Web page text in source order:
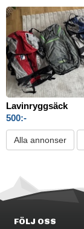
Lavinryggsäck
500:-
Alla annonser
FÖLJ OSS